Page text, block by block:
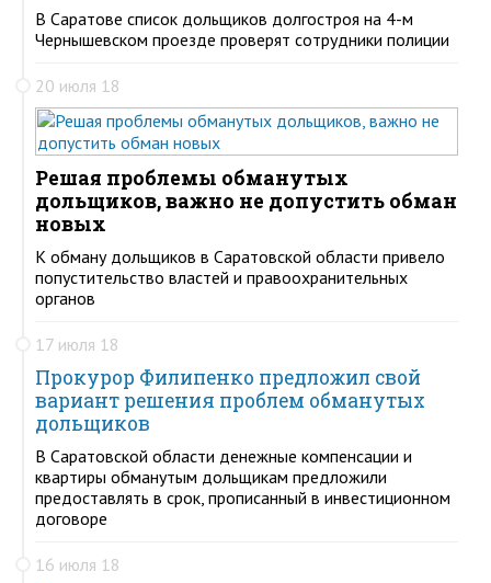
В Саратове список дольщиков долгостроя на 4-м
Чернышевском проезде проверят сотрудники полиции
20 июля 18
Решая проблемы обманутых
дольщиков, важно не допустить обман
новых
К обману дольщиков в Саратовской области привело
попустительство властей и правоохранительных
органов
17 июля 18
Прокурор Филипенко предложил свой
вариант решения проблем обманутых
дольщиков
В Саратовской области денежные компенсации и
квартиры обманутым дольщикам предложили
предоставлять в срок, прописанный в инвестиционном
договоре
16 июля 18